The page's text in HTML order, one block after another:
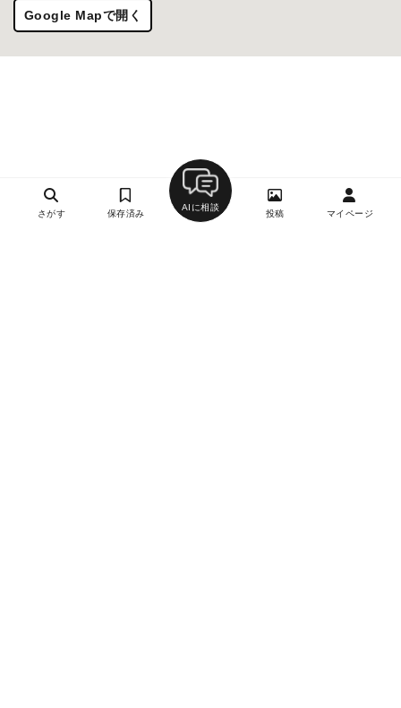
Google Mapで開く
さがす 保存済み
AIに相談
投稿 マイページ